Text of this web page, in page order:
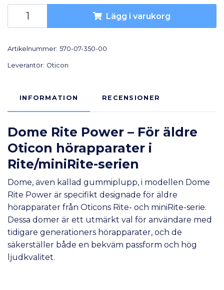
Lägg i varukorg
Artikelnummer: 570-07-350-00
Leverantör: Oticon
INFORMATION RECENSIONER
Dome Rite Power – För äldre
Oticon hörapparater i
Rite/miniRite-serien
Dome, även kallad gummiplupp, i modellen Dome
Rite Power är specifikt designade för äldre
hörapparater från Oticons Rite- och miniRite-serie.
Dessa domer är ett utmärkt val för användare med
tidigare generationers hörapparater, och de
säkerställer både en bekväm passform och hög
ljudkvalitet.